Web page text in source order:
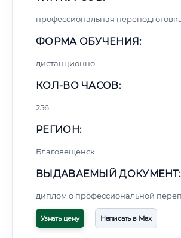
профессиональная
ФОРМА ОБУЧЕНИЯ:
дистанционно
КОЛ-ВО ЧАСОВ:
256
РЕГИОН:
Благовещенск
ВЫДАВАЕМЫЙ ДОКУМЕНТ:
диплом о профессиональной
Узнать цену Написать в Max